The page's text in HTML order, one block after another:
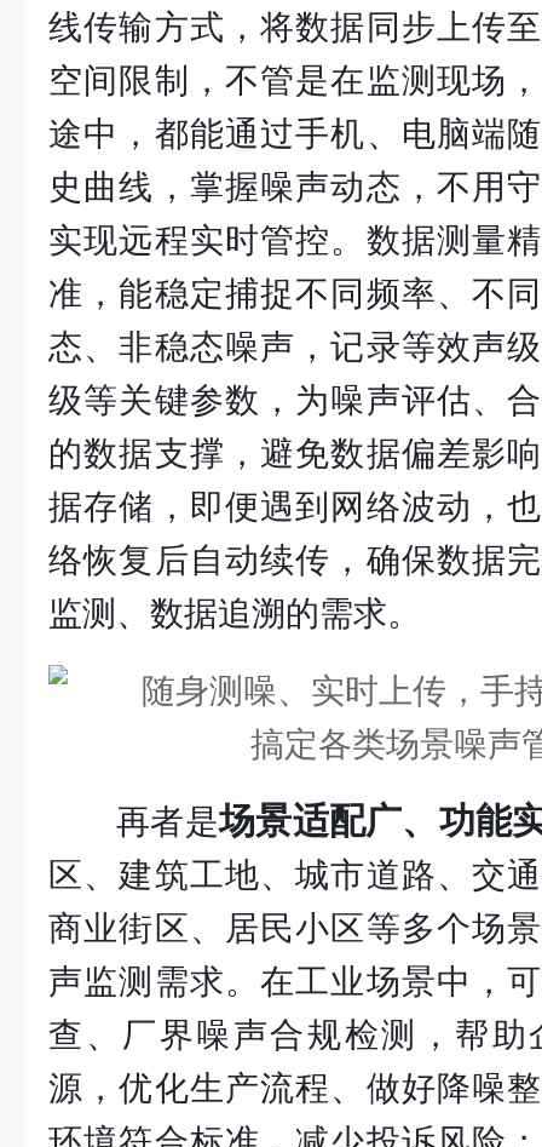
线传输方式，将数据同步上传
空间限制，不管是在监测现场
途中，都能通过手机、电脑端
史曲线，掌握噪声动态，不用
实现远程实时管控。数据测量
准，能稳定捕捉不同频率、不
态、非稳态噪声，记录等效声
级等关键参数，为噪声评估、
的数据支撑，避免数据偏差影
据存储，即便遇到网络波动，
络恢复后自动续传，确保数据
监测、数据追溯的需求。
再者是场景适配广、功能
区、建筑工地、城市道路、交
商业街区、居民小区等多个场
声监测需求。在工业场景中，
查、厂界噪声合规检测，帮助
源，优化生产流程、做好降噪